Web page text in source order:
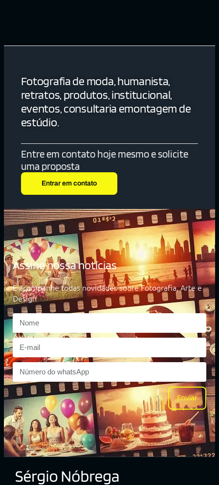
Fotografia de moda, humanista,
retratos, produtos, institucional,
eventos, consultaria emontagem de
estúdio.
Entre em contato hoje mesmo e solicite
uma proposta
Entrar em contato
Assine nossa notícias
E acompanhe todas novidades sobre Fotografia, Arte e
Design
Enviar